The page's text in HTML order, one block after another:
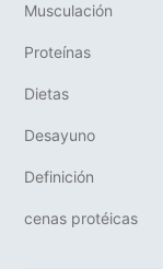
Musculación
Proteínas
Dietas
Desayuno
Definición
cenas protéicas